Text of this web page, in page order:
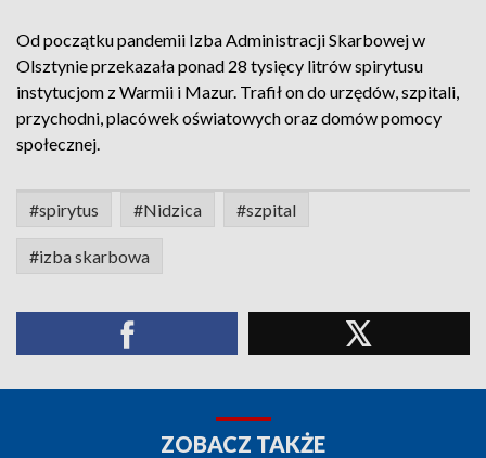
Od początku pandemii Izba Administracji Skarbowej w
Olsztynie przekazała ponad 28 tysięcy litrów spirytusu
instytucjom z Warmii i Mazur. Trafił on do urzędów, szpitali,
przychodni, placówek oświatowych oraz domów pomocy
społecznej.
#spirytus #Nidzica #szpital
#izba skarbowa
ZOBACZ TAKŻE